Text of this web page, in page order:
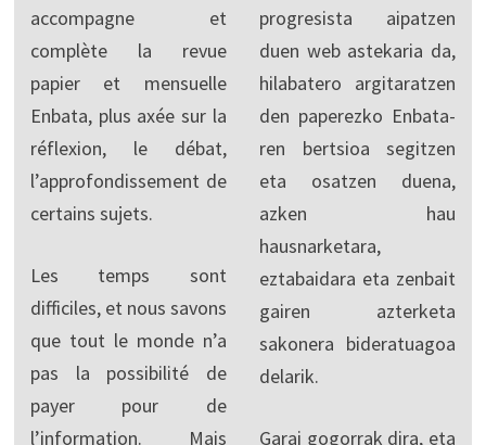
accompagne et
complète la revue
papier et mensuelle
Enbata, plus axée sur la
réflexion, le débat,
l’approfondissement de
certains sujets.
Les temps sont
difficiles, et nous savons
que tout le monde n’a
pas la possibilité de
payer pour de
l’information. Mais
progresista aipatzen
duen web astekaria da,
hilabatero argitaratzen
den paperezko Enbata-
ren bertsioa segitzen
eta osatzen duena,
azken hau
hausnarketara,
eztabaidara eta zenbait
gairen azterketa
sakonera bideratuagoa
delarik.
Garai gogorrak dira, eta